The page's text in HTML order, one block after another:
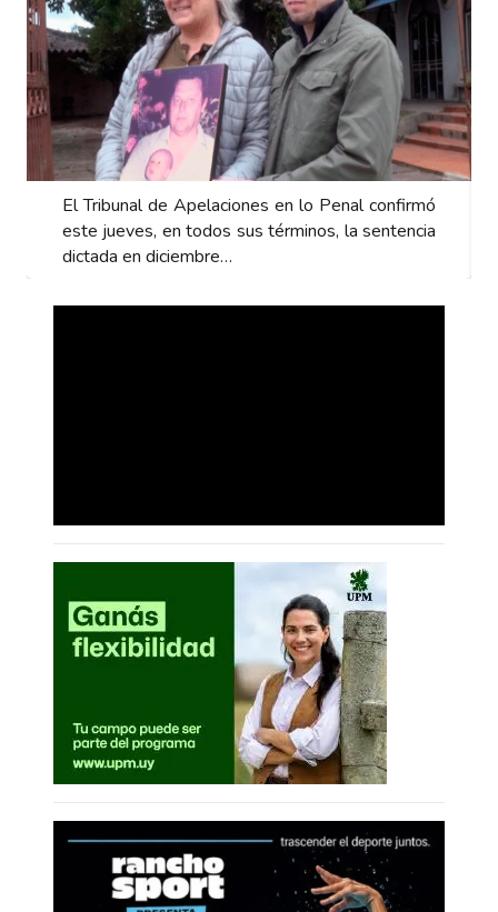
El Tribunal de Apelaciones en lo Penal confirmó
este jueves, en todos sus términos, la sentencia
dictada en diciembre…